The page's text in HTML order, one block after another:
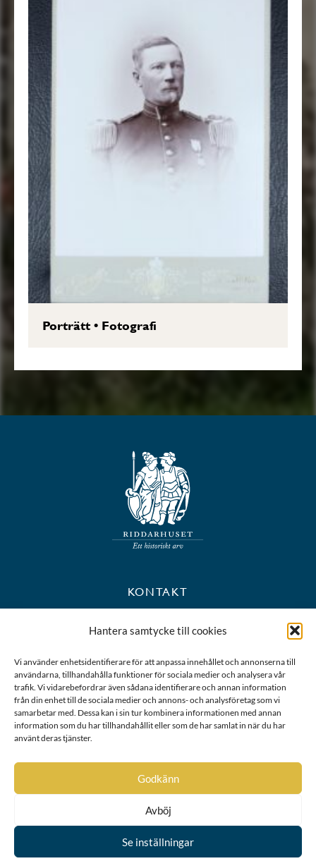
Hantera samtycke till cookies
Vi använder enhetsidentifierare för att anpassa innehållet och annonserna till
användarna, tillhandahålla funktioner för sociala medier och analysera vår
trafik. Vi vidarebefordrar även sådana identifierare och annan information
från din enhet till de sociala medier och annons- och analysföretag som vi
samarbetar med. Dessa kan i sin tur kombinera informationen med annan
information som du har tillhandahållit eller som de har samlat in när du har
använt deras tjänster.
Godkänn
Avböj
Se inställningar
Porträtt• Fotografi
KONTAKT
BESÖKS- OCH POSTADRESS
Riddarhustorget 10
Karta